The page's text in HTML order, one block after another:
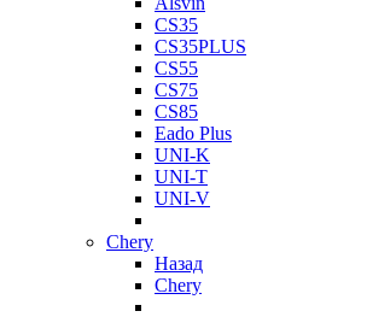
CS35
CS35PLUS
CS55
CS75
CS85
Eado Plus
UNI-K
UNI-T
UNI-V
Chery
Назад
Chery